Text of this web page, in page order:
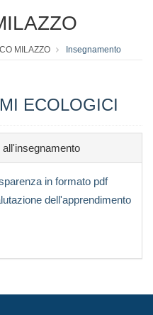
MILAZZO Insegnamento
ECOLOGICI
in formato pdf
dell'apprendimento